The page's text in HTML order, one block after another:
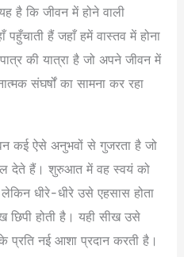
है कि जीवन में होने वाली
हैं जहाँ हमें वास्तव में होना
की यात्रा है जो अपने जीवन में
संघर्षों का सामना कर रहा
कई ऐसे अनुभवों से गुजरता है जो
देते हैं। शुरुआत में वह स्वयं को
लेकिन धीरे-धीरे उसे एहसास होता
छिपी होती है। यही सीख उसे
प्रति नई आशा प्रदान करती है।